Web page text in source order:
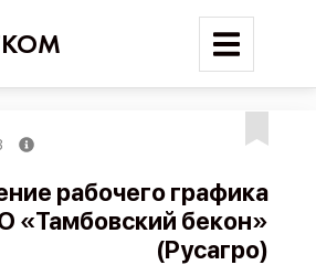
Поиск
рабочего графика
«Тамбовский бекон»
(Русагро)